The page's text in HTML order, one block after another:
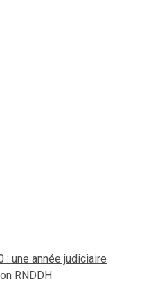
une année judiciaire
RNDDH